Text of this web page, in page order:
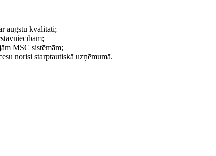
augstu kvalitāti;
MSC sistēmām;
norisi starptautiskā uzņēmumā.